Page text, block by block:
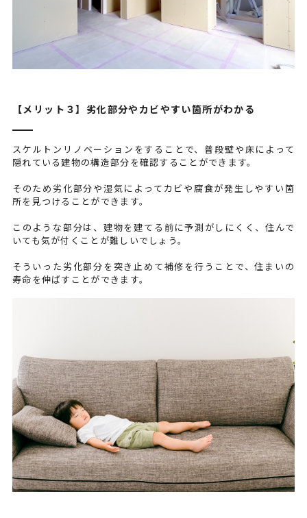
【メリット３】劣化部分やカビやすい箇所がわかる
スケルトンリノベーションをすることで、普段壁や床によって
隠れている建物の構造部分を確認することができます。
そのため劣化部分や湿気によってカビや腐食が発生しやすい箇
所を見つけることができます。
このような部分は、建物を建てる前に予測がしにくく、住んで
いても気が付くことが難しいでしょう。
そういった劣化部分を突き止めて補修を行うことで、住まいの
寿命を伸ばすことができます。